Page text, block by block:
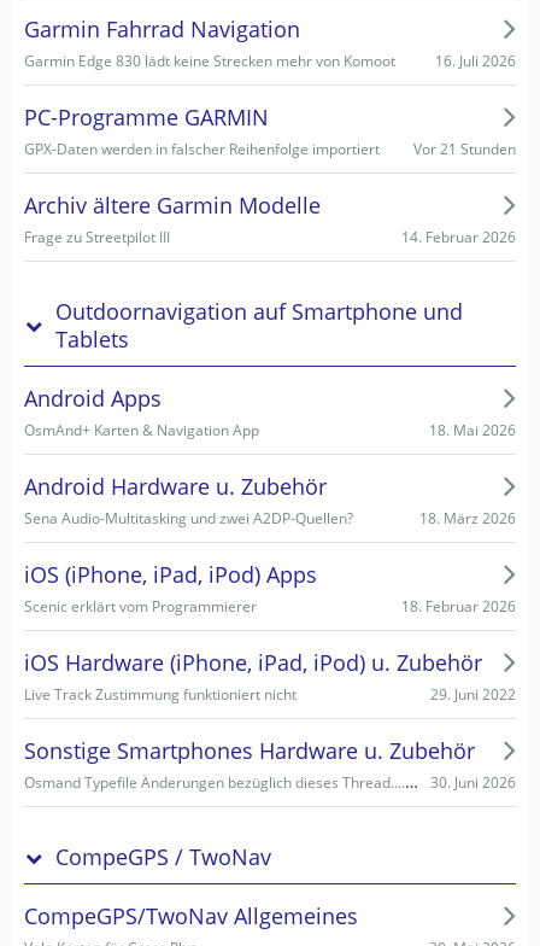
Garmin Fahrrad Navigation
Garmin Edge 830 lädt keine Strecken mehr von Komoot 16. Juli 2026
PC-Programme GARMIN
GPX-Daten werden in falscher Reihenfolge importiert Vor 21 Stunden
Archiv ältere Garmin Modelle
Frage zu Streetpilot III 14. Februar 2026
Outdoornavigation auf Smartphone und
Tablets
Android Apps
OsmAnd+ Karten & Navigation App 18. Mai 2026
Android Hardware u. Zubehör
Sena Audio-Multitasking und zwei A2DP-Quellen? 18. März 2026
iOS (iPhone, iPad, iPod) Apps
Scenic erklärt vom Programmierer 18. Februar 2026
iOS Hardware (iPhone, iPad, iPod) u. Zubehör
Live Track Zustimmung funktioniert nicht 29. Juni 2022
Sonstige Smartphones Hardware u. Zubehör
Osmand Typefile Änderungen bezüglich dieses Thread....., mögliche Fehlerquelle warum es nicht gehen kann... 30. Juni 2026
CompeGPS / TwoNav
CompeGPS/TwoNav Allgemeines